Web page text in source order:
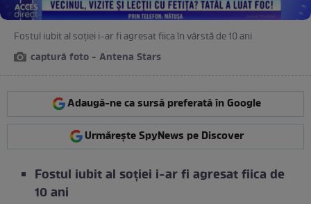
Fostul iubit al soției i-ar fi agresat fiica în vârstă de 10 ani
captură foto - Antena Stars
Adaugă-ne ca sursă preferată în Google
Urmărește SpyNews pe Discover
Fostul iubit al soției i-ar fi agresat fiica de
10 ani